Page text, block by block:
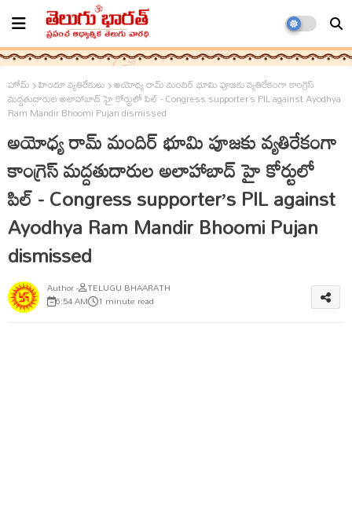
హోమ్ హిందూ వ్యతిరేకులు అయోధ్య రామ్ మందిర్ భూమి పూజ‌కు వ్యతిరేకంగా కాంగ్రెస్
మద్దతుదారుల అలాహాబాద్ హై కోర్టులో పిల్ - Congress supporter’s PIL against Ayodhya
Ram Mandir Bhoomi Pujan dismissed
అయోధ్య రామ్ మందిర్ భూమి పూజ‌కు వ్యతిరేకంగా
కాంగ్రెస్ మద్దతుదారుల అలాహాబాద్ హై కోర్టులో
పిల్ - Congress supporter’s PIL against
Ayodhya Ram Mandir Bhoomi Pujan
dismissed
TELUGU BHAARATH
6:54 AM 1 minute read